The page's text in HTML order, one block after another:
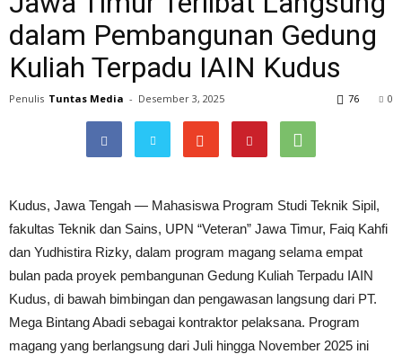
dalam Pembangunan Gedung
Kuliah Terpadu IAIN Kudus
Penulis Tuntas Media - Desember 3, 2025 0
76
Kudus, Jawa Tengah — Mahasiswa Program Studi Teknik Sipil,
fakultas Teknik dan Sains, UPN “Veteran” Jawa Timur, Faiq Kahfi
dan Yudhistira Rizky, dalam program magang selama empat
bulan pada proyek pembangunan Gedung Kuliah Terpadu IAIN
Kudus, di bawah bimbingan dan pengawasan langsung dari PT.
Mega Bintang Abadi sebagai kontraktor pelaksana. Program
magang yang berlangsung dari Juli hingga November 2025 ini